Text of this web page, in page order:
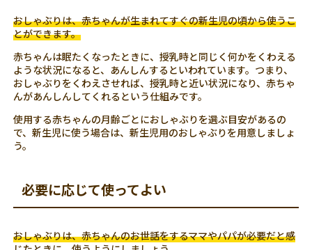
おしゃぶりは、赤ちゃんが生まれてすぐの新生児の頃から使うこ
とができます。
赤ちゃんは眠たくなったときに、授乳時と同じく何かをくわえる
ような状況になると、あんしんするといわれています。つまり、
おしゃぶりをくわえさせれば、授乳時と近い状況になり、赤ちゃ
んがあんしんしてくれるという仕組みです。
使用する赤ちゃんの月齢ごとにおしゃぶりを選ぶ目安があるの
で、新生児に使う場合は、新生児用のおしゃぶりを用意しましょ
う。
必要に応じて使ってよい
おしゃぶりは、赤ちゃんのお世話をするママやパパが必要だと感